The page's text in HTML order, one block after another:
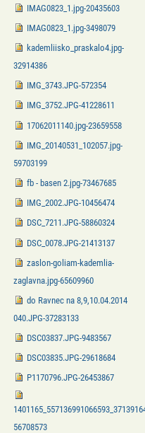
IMAG0823_1.jpg-20435603
IMAG0823_1.jpg-3498079
kademliisko_praskalo4.jpg-
32914386
IMG_3743.JPG-572354
IMG_3752.JPG-41228611
17062011140.jpg-23659558
IMG_20140531_102057.jpg-
59703199
fb - basen 2.jpg-73467685
IMG_2002.JPG-10456474
DSC_7211.JPG-58860324
DSC_0078.JPG-21413137
zaslon-goliam-kademlia-
zaglavna.jpg-65609960
do Ravnec na 8,9,10.04.2014
040.JPG-37283133
DSC03837.JPG-9483567
DSC03835.JPG-29618684
P1170796.JPG-26453867
56708573